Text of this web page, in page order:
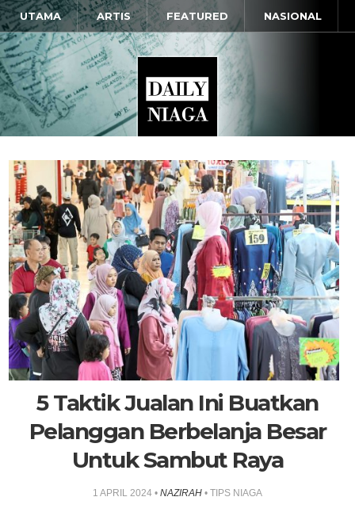
UTAMA ARTIS FEATURED NASIONAL
5 Taktik Jualan Ini Buatkan
Pelanggan Berbelanja Besar
Untuk Sambut Raya
1 APRIL 2024 • NAZIRAH • TIPS NIAGA